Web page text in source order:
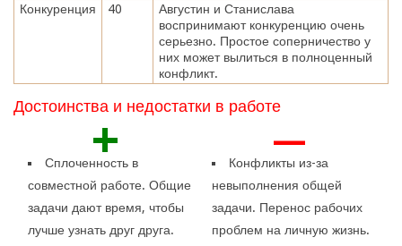
Конкуренция
40
Августин и Станислава
воспринимают конкуренцию очень
серьезно. Простое соперничество у
них может вылиться в полноценный
конфликт.
Достоинства и недостатки в работе
+
Сплоченность в
совместной работе. Общие
задачи дают время, чтобы
лучше узнать друг друга.
—
Конфликты из-за
невыполнения общей
задачи. Перенос рабочих
проблем на личную жизнь.